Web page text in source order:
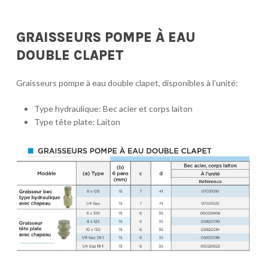
GRAISSEURS POMPE À EAU
DOUBLE CLAPET
Graisseurs pompe à eau double clapet, disponibles à l’unité:
Type hydraulique: Bec acier et corps laiton
Type tête plate: Laiton